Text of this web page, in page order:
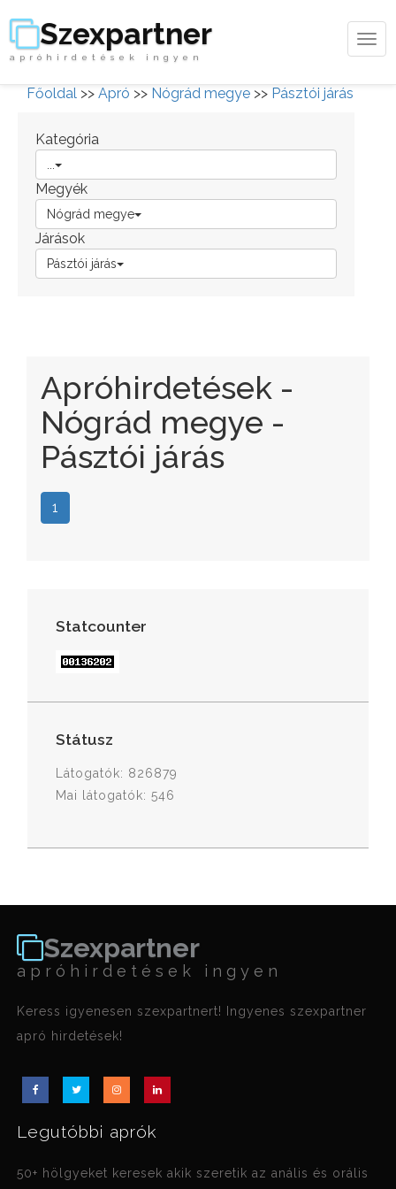
Szexpartner
apróhirdetések ingyen
Főoldal >> Apró >> Nógrád megye >> Pásztói járás
Kategória
Megyék
Nógrád megye
Járások
Pásztói járás
Apróhirdetések -
Nógrád megye -
Pásztói járás
1
Statcounter
Státusz
Látogatók: 826879
Mai látogatók: 546
Szexpartner
apróhirdetések ingyen
Keress igyenesen szexpartnert! Ingyenes szexpartner
apró hirdetések!
Legutóbbi aprók
50+ hölgyeket keresek akik szeretik az anális és orális